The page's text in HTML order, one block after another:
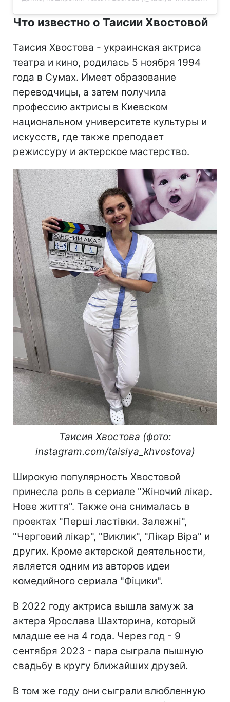
Что известно о Таисии Хвостовой
Таисия Хвостова - украинская актриса
театра и кино, родилась 5 ноября 1994
года в Сумах. Имеет образование
переводчицы, а затем получила
профессию актрисы в Киевском
национальном университете культуры и
искусств, где также преподает
режиссуру и актерское мастерство.
Таисия Хвостова (фото:
instagram.com/taisiya_khvostova)
Широкую популярность Хвостовой
принесла роль в сериале "Жіночий лікар.
Нове життя". Также она снималась в
проектах "Перші ластівки. Залежні",
"Черговий лікар", "Виклик", "Лікар Віра" и
других. Кроме актерской деятельности,
является одним из авторов идеи
комедийного сериала "Фіцики".
В 2022 году актриса вышла замуж за
актера Ярослава Шахторина, который
младше ее на 4 года. Через год - 9
сентября 2023 - пара сыграла пышную
свадьбу в кругу ближайших друзей.
В том же году они сыграли влюбленную